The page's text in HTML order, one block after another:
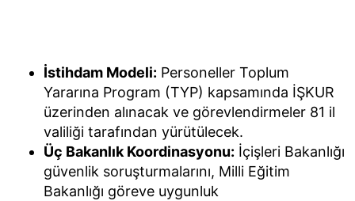
İstihdam Modeli: Personeller Toplum
Yararına Program (TYP) kapsamında İŞKUR
üzerinden alınacak ve görevlendirmeler 81 il
valiliği tarafından yürütülecek.
Üç Bakanlık Koordinasyonu: İçişleri Bakanlığı
güvenlik soruşturmalarını, Milli Eğitim
Bakanlığı göreve uygunluk